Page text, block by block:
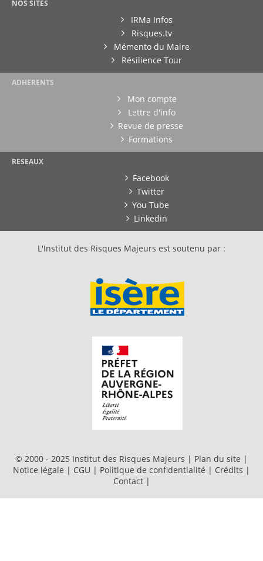
NOS SITES
IRMa Infos
Risques.tv
Mémento du Maire
Résilience Tour
ADHERENTS
Mon compte
Lettre d'info
Revue de presse
Formations
RESEAUX
Facebook
Twitter
You Tube
Linkedin
L'Institut des Risques Majeurs est soutenu par :
© 2000 - 2025 Institut des Risques Majeurs | Plan du site |
Notice légale | CGU | Politique de confidentialité | Crédits |
Contact |